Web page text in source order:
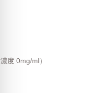
度 0mg/ml）